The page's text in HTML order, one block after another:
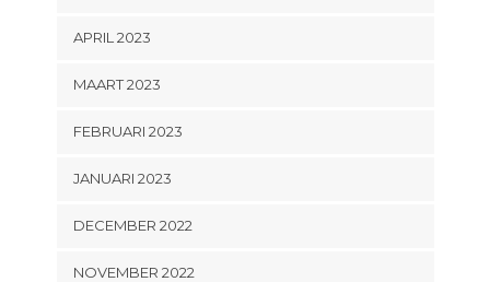
APRIL 2023
MAART 2023
FEBRUARI 2023
JANUARI 2023
DECEMBER 2022
NOVEMBER 2022